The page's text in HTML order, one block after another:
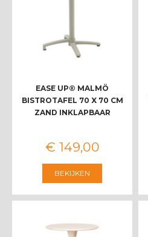
EASE UP® MALMÖ
BISTROTAFEL 70 X 70 CM
ZAND INKLAPBAAR
€ 149,00
BEKIJKEN